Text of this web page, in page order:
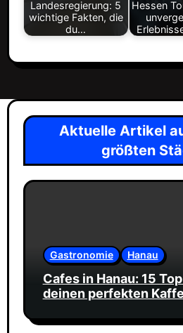
Landesregierung: 5
wichtige Fakten, die
du…
Hessen
Aktuelle Artikel
größten
Gastronomie Hanau
Cafes in Hanau: 15
deinen perfekten